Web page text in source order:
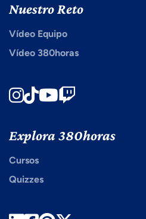
Nuestro Reto
Vídeo Equipo
Vídeo 380horas
Instagram
TikTokYoutube
Explora 380horas
Cursos
Quizzes